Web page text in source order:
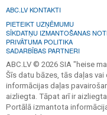
ABC.LV KONTAKTI
PIETEIKT UZŅĒMUMU
SĪKDATŅU IZMANTOŠANAS
PRIVĀTUMA POLITIKA
SADARBĪBAS PARTNERI
ABC.LV © 2026 SIA "heise
Šīs datu bāzes, tās daļas
informācijas daļas
aizliegta. Tāpat arī ir
Portālā izmantota